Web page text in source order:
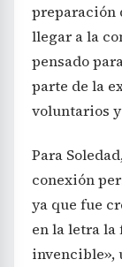
preparación
llegar a la
pensado
parte de la
voluntarios
Para
conexión
ya que fue
en la letra la
invencible»,